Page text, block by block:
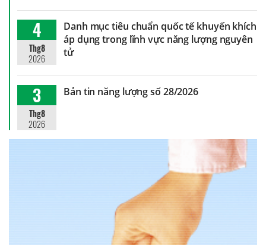
4
Thg8
2026
Danh mục tiêu chuẩn quốc tế khuyến khích
áp dụng trong lĩnh vực năng lượng nguyên
tử
3
Thg8
2026
Bản tin năng lượng số 28/2026